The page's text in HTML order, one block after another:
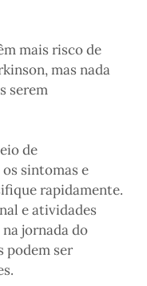
mais risco de
mas nada
serem
de
sintomas e
rapidamente.
e atividades
jornada do
podem ser